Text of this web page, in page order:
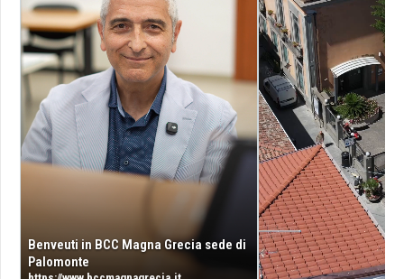
Benveuti in BCC Magna Grecia sede di
Palomonte